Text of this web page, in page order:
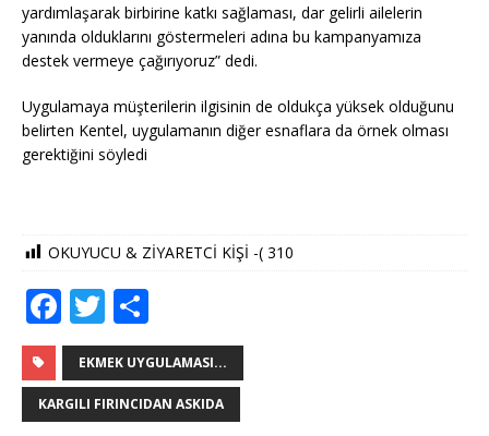
yardımlaşarak birbirine katkı sağlaması, dar gelirli ailelerin
yanında olduklarını göstermeleri adına bu kampanyamıza
destek vermeye çağırıyoruz” dedi.
Uygulamaya müşterilerin ilgisinin de oldukça yüksek olduğunu
belirten Kentel, uygulamanın diğer esnaflara da örnek olması
gerektiğini söyledi
OKUYUCU & ZİYARETCİ KİŞİ -( 310
F
a
c
e
T
w
it
te
h
ar
e
EKMEK UYGULAMASI...
KARGILI FIRINCIDAN ASKIDA